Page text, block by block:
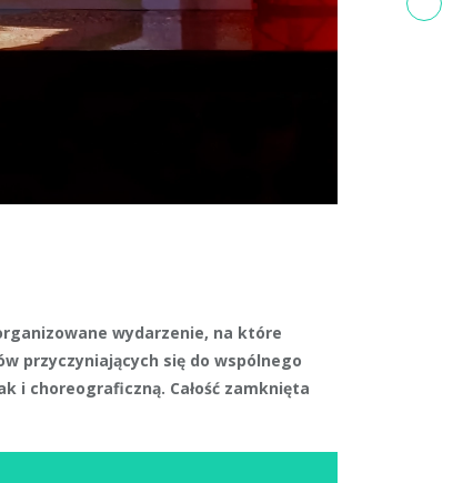
wydarzenie, na które
przyczyniających się do wspólnego
i choreograficzną. Całość zamknięta